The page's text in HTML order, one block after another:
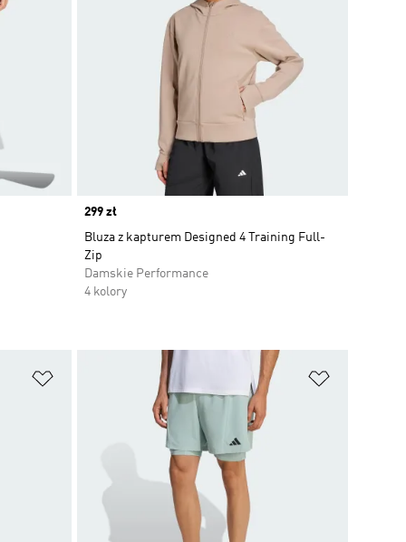
Price
299 zł
Bluza z kapturem Designed 4 Training Full-
Zip
Damskie Performance
4 kolory
Dodaj do listy życzeń